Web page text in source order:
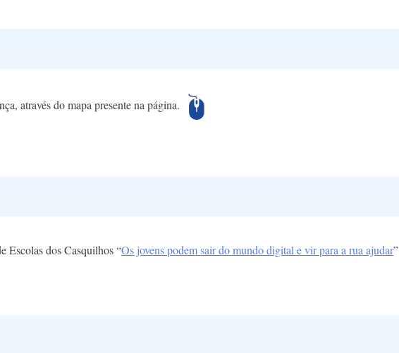
através do mapa presente na página.
Escolas dos Casquilhos “Os jovens podem sair do mundo digital e vir para a rua ajudar”